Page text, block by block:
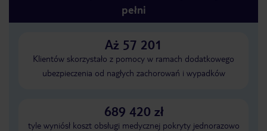
pełni
Aż 57 201
Klientów skorzystało z pomocy w ramach dodatkowego
ubezpieczenia od nagłych zachorowań i wypadków
689 420 zł
tyle wyniósł koszt obsługi medycznej pokryty jednorazowo